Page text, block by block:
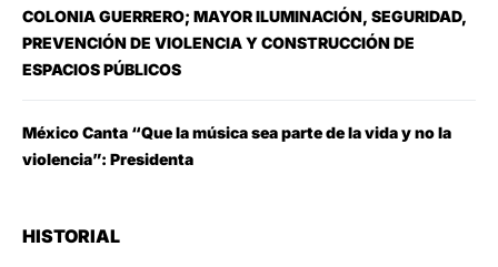
COLONIA GUERRERO; MAYOR ILUMINACIÓN, SEGURIDAD,
PREVENCIÓN DE VIOLENCIA Y CONSTRUCCIÓN DE
ESPACIOS PÚBLICOS
México Canta “Que la música sea parte de la vida y no la
violencia”: Presidenta
HISTORIAL